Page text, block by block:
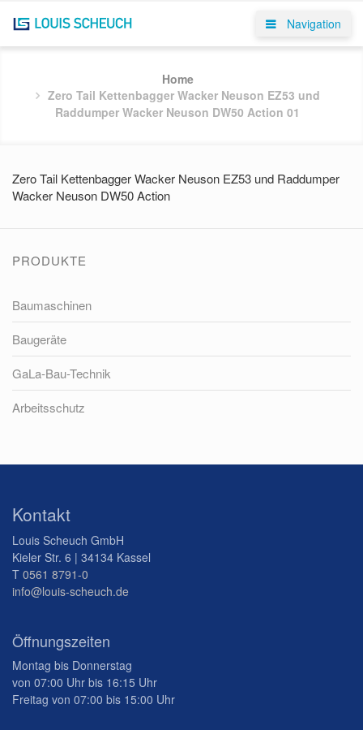
Navigation
Home
Zero Tail Kettenbagger Wacker Neuson EZ53 und
Raddumper Wacker Neuson DW50 Action 01
Zero Tail Kettenbagger Wacker Neuson EZ53 und Raddumper
Wacker Neuson DW50 Action
PRODUKTE
Baumaschinen
Baugeräte
GaLa-Bau-Technik
Arbeitsschutz
Kontakt
Louis Scheuch GmbH
Kieler Str. 6 | 34134 Kassel
T 0561 8791-0
info@louis-scheuch.de
Öffnungszeiten
Montag bis Donnerstag
von 07:00 Uhr bis 16:15 Uhr
Freitag von 07:00 bis 15:00 Uhr